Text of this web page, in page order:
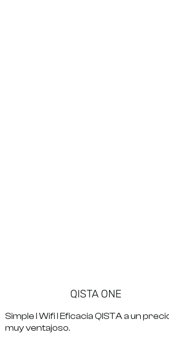
QISTA ONE
Simple I Wifi I Eficacia QISTA a un
muy ventajoso.